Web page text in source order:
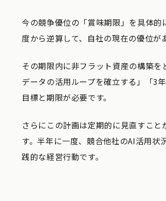
今の競争優位の「賞味期限」を具体
度から逆算して、自社の現在の優位が
その期限内に非フラット資産の構築
データの活用ループを確立する」「
目標と期限が必要です。
さらにこの計画は定期的に見直すこ
す。半年に一度、競合他社のAI活用
践的な経営行動です。